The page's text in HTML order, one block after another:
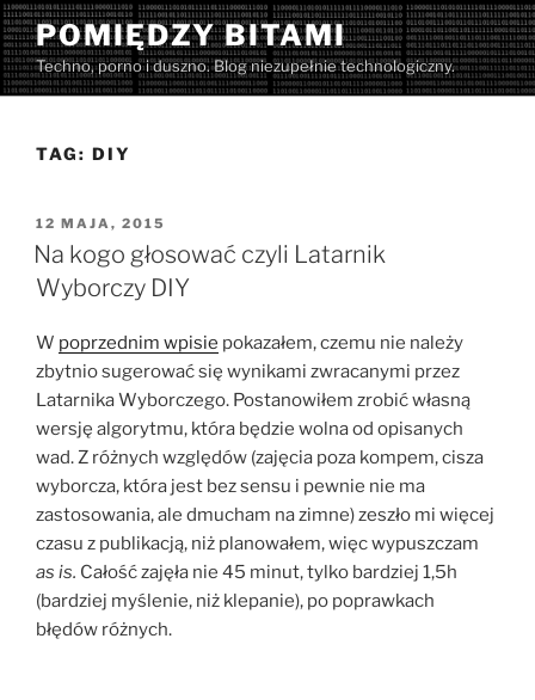
Przejdź
do
treści
POMIĘDZY BITAMI
Techno, porno i duszno. Blog niezupełnie technologiczny.
TAG: DIY
OPUBLIKOWANE
W
12 MAJA, 2015
Na kogo głosować czyli Latarnik
Wyborczy DIY
W poprzednim wpisie pokazałem, czemu nie należy
zbytnio sugerować się wynikami zwracanymi przez
Latarnika Wyborczego. Postanowiłem zrobić własną
wersję algorytmu, która będzie wolna od opisanych
wad. Z różnych względów (zajęcia poza kompem, cisza
wyborcza, która jest bez sensu i pewnie nie ma
zastosowania, ale dmucham na zimne) zeszło mi więcej
czasu z publikacją, niż planowałem, więc wypuszczam
as is. Całość zajęła nie 45 minut, tylko bardziej 1,5h
(bardziej myślenie, niż klepanie), po poprawkach
błędów różnych.